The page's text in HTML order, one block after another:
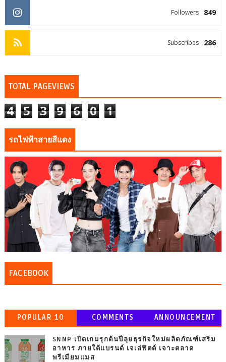
849
Followers
286
Subscribes
TOTAL PAGEVIEWS
4 5 3 9 6 0 1
รถไฟฟ้าสายสีแดง
FACEBOOK
POPULAR 10 COMMENTS ANNOUNCEMENT
SNNP เปิดเกมรุกต้นปีลุยธุรกิจใหม่ผลิตภัณฑ์เสริม
อาหาร ภายใต้แบรนด์ เจเล่ฟิตต์ เจาะตลาด
พรีเมียมแมส